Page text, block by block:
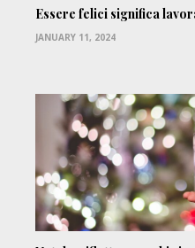
Essere felici significa
JANUARY 11, 2024